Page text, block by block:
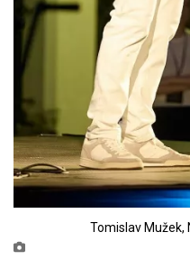
Tomislav Mužek,